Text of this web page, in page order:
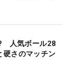
人気ボール28
硬さのマッチン